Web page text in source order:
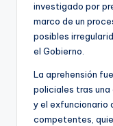
investigado por
marco de un
posibles
el Gobierno.
La aprehensión
policiales tras una
y el exfuncionario
competentes,